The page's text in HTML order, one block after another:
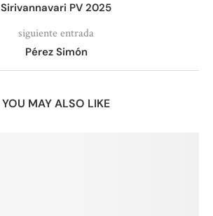
Sirivannavari PV 2025
siguiente entrada
Pérez Simón
YOU MAY ALSO LIKE